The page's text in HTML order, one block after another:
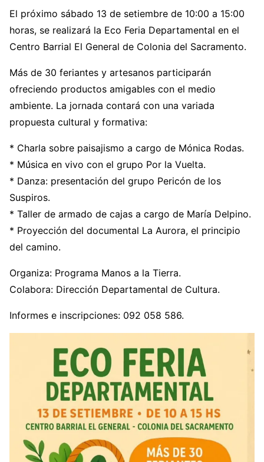
El próximo sábado 13 de setiembre de 10:00 a 15:00
horas, se realizará la Eco Feria Departamental en el
Centro Barrial El General de Colonia del Sacramento.
Más de 30 feriantes y artesanos participarán
ofreciendo productos amigables con el medio
ambiente. La jornada contará con una variada
propuesta cultural y formativa:
* Charla sobre paisajismo a cargo de Mónica Rodas.
* Música en vivo con el grupo Por la Vuelta.
* Danza: presentación del grupo Pericón de los
Suspiros.
* Taller de armado de cajas a cargo de María Delpino.
* Proyección del documental La Aurora, el principio
del camino.
Organiza: Programa Manos a la Tierra.
Colabora: Dirección Departamental de Cultura.
Informes e inscripciones: 092 058 586.